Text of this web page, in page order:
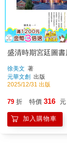
盛清時期宮廷圖
徐美文 著
元華文創 出版
2025/12/31 出版
79 折 特價 316 元
加入購物車